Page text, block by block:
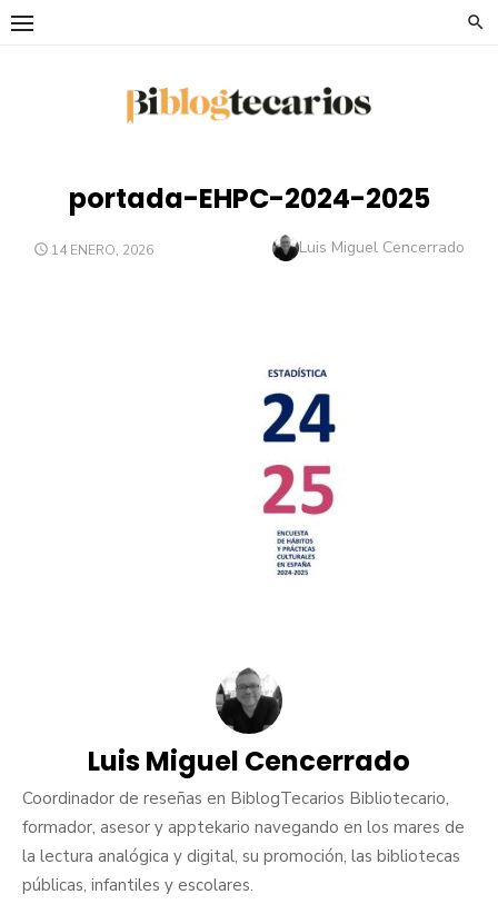
Saltar
portada-EHPC-2024-2025
PUBLICADO
14 ENERO, 2026 Autor
Luis Miguel Cencerrado
Luis Miguel Cencerrado
Coordinador de reseñas en BiblogTecarios Bibliotecario,
formador, asesor y apptekario navegando en los mares de
la lectura analógica y digital, su promoción, las bibliotecas
públicas, infantiles y escolares.